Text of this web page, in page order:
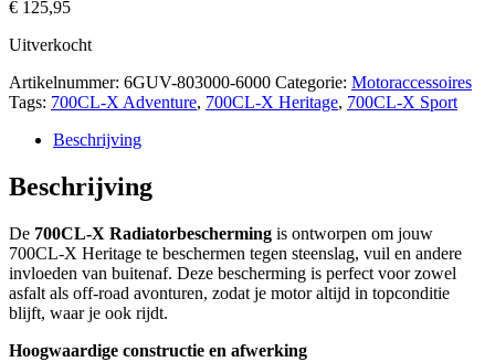
€ 125,95
Uitverkocht
Artikelnummer: 6GUV-803000-6000 Categorie: Motoraccessoires
Tags: 700CL-X Adventure, 700CL-X Heritage, 700CL-X Sport
Beschrijving
Beschrijving
De 700CL-X Radiatorbescherming is ontworpen om jouw
700CL-X Heritage te beschermen tegen steenslag, vuil en andere
invloeden van buitenaf. Deze bescherming is perfect voor zowel
asfalt als off-road avonturen, zodat je motor altijd in topconditie
blijft, waar je ook rijdt.
Hoogwaardige constructie en afwerking